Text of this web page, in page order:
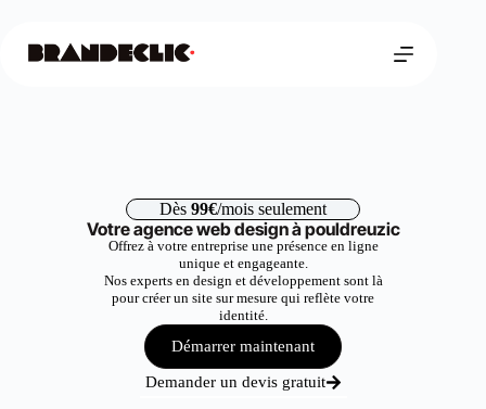
Dès 99€/mois seulement
Votre agence web design à pouldreuzic
Offrez à votre entreprise une présence en ligne
unique et engageante.
Nos experts en design et développement sont là
pour créer un site sur mesure qui reflète votre
identité.
Démarrer maintenant
Demander un devis gratuit